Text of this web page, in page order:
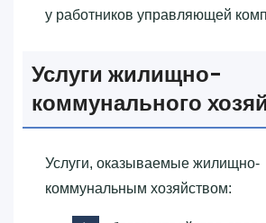
у работников управляющей
Услуги жилищно-
коммунального
Услуги, оказываемые жилищно-
коммунальным хозяйством: